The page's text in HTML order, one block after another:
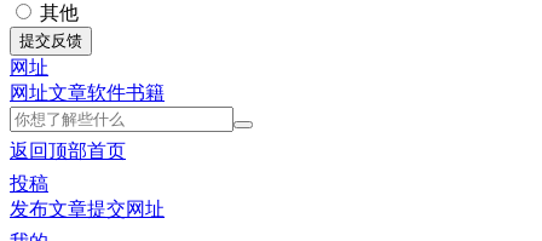
其他
提交反馈
网址
网址文章软件书籍
返回顶部首页
投稿
发布文章提交网址